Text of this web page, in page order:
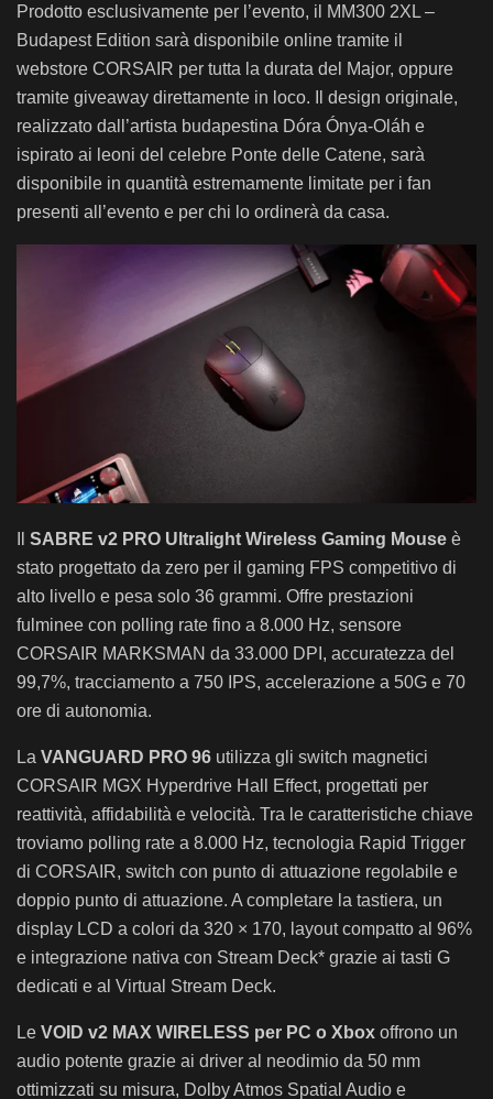
Prodotto esclusivamente per l’evento, il MM300 2XL –
Budapest Edition sarà disponibile online tramite il
webstore CORSAIR per tutta la durata del Major, oppure
tramite giveaway direttamente in loco. Il design originale,
realizzato dall’artista budapestina Dóra Ónya-Oláh e
ispirato ai leoni del celebre Ponte delle Catene, sarà
disponibile in quantità estremamente limitate per i fan
presenti all’evento e per chi lo ordinerà da casa.
SABRE v2 PRO Ultralight Wireless Gaming Mouse è
stato progettato da zero per il gaming FPS competitivo di
alto livello e pesa solo 36 grammi. Offre prestazioni
fulminee con polling rate fino a 8.000 Hz, sensore
CORSAIR MARKSMAN da 33.000 DPI, accuratezza del
99,7%, tracciamento a 750 IPS, accelerazione a 50G e 70
ore di autonomia.
La VANGUARD PRO 96 utilizza gli switch magnetici
CORSAIR MGX Hyperdrive Hall Effect, progettati per
reattività, affidabilità e velocità. Tra le caratteristiche chiave
troviamo polling rate a 8.000 Hz, tecnologia Rapid Trigger
di CORSAIR, switch con punto di attuazione regolabile e
doppio punto di attuazione. A completare la tastiera, un
display LCD a colori da 320 × 170, layout compatto al 96%
e integrazione nativa con Stream Deck* grazie ai tasti G
dedicati e al Virtual Stream Deck.
Le VOID v2 MAX WIRELESS per PC o Xbox offrono un
audio potente grazie ai driver al neodimio da 50 mm
ottimizzati su misura, Dolby Atmos Spatial Audio e